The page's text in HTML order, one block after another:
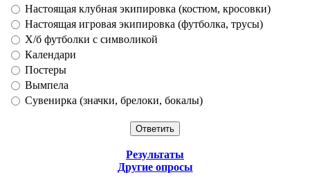
Настоящая клубная экипировка (костюм, кросовки)
Настоящая игровая экипировка (футболка, трусы)
Х/б футболки с символикой
Календари
Постеры
Вымпела
Сувенирка (значки, брелоки, бокалы)
Результаты
Другие опросы